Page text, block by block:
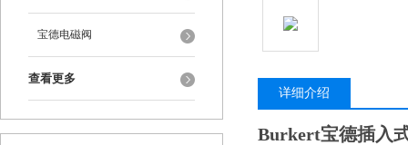
宝德电磁阀
查看更多
详细介绍
Burkert宝德插入